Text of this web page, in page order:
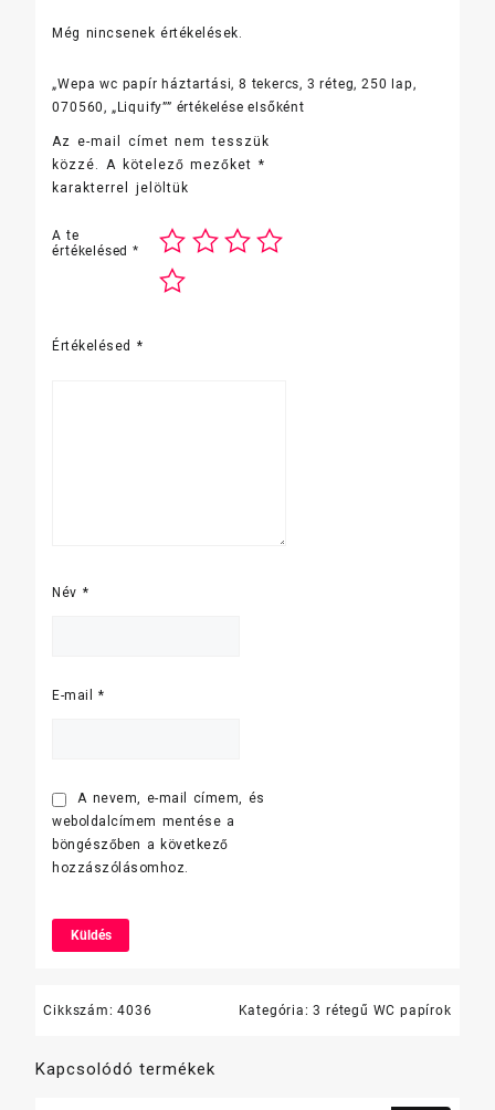
lap,
"Liquify"
mennyiség
Még nincsenek értékelések.
„Wepa wc papír háztartási, 8 tekercs, 3 réteg, 250 lap,
070560, „Liquify”” értékelése elsőként
Az e-mail címet nem tesszük
közzé. A kötelező mezőket *
karakterrel jelöltük
A te
értékelésed*
Értékelésed *
Név *
E-mail*
A nevem, e-mail címem, és
weboldalcímem mentése a
böngészőben a következő
hozzászólásomhoz.
Cikkszám:4036 Kategória:3 rétegű WC papírok
Kapcsolódó termékek